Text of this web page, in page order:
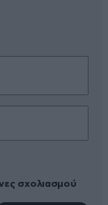
σχολιασμού